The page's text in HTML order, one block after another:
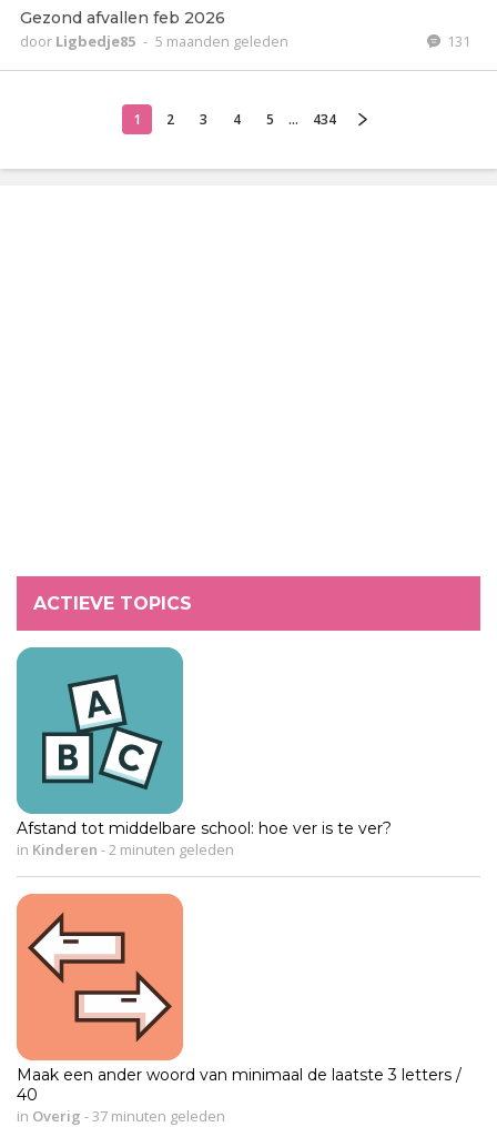
Gezond afvallen feb 2026
door Ligbedje85 - 5 maanden geleden 131
1 2 3 4 5 ... 434
ACTIEVE TOPICS
Afstand tot middelbare school: hoe ver is te ver?
in Kinderen - 2 minuten geleden
Maak een ander woord van minimaal de laatste 3 letters /
40
in Overig - 37 minuten geleden